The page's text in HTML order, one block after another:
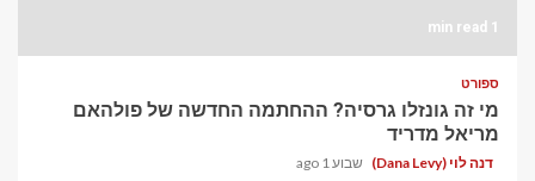
1 min read
ספורט
מי זה גונזלו גרסיה? ההחתמה החדשה של פולהאם
מריאל מדריד
דנה לוי (Dana Levy) שבוע 1 ago